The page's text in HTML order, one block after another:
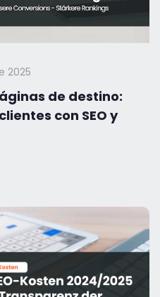
2025
de destino:
con SEO y